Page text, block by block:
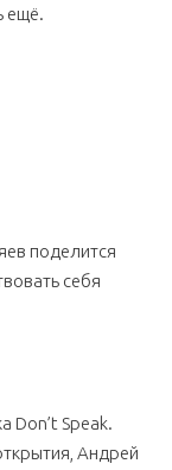
ещё.
поделится
себя
Don’t Speak.
Андрей